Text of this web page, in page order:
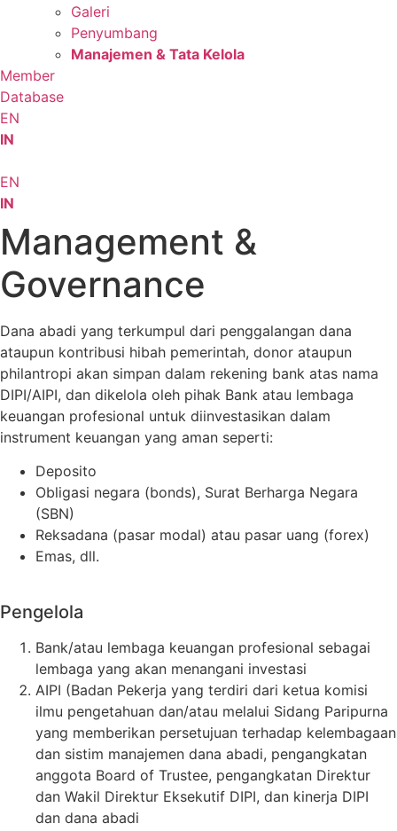
Galeri
Penyumbang
Manajemen & Tata Kelola
Member
Database
EN
IN
EN
IN
Management &
Governance
Dana abadi yang terkumpul dari penggalangan dana
ataupun kontribusi hibah pemerintah, donor ataupun
philantropi akan simpan dalam rekening bank atas nama
DIPI/AIPI, dan dikelola oleh pihak Bank atau lembaga
keuangan profesional untuk diinvestasikan dalam
instrument keuangan yang aman seperti:
Deposito
Obligasi negara (bonds), Surat Berharga Negara
(SBN)
Reksadana (pasar modal) atau pasar uang (forex)
Emas, dll.
Pengelola
Bank/atau lembaga keuangan profesional sebagai
lembaga yang akan menangani investasi
AIPI (Badan Pekerja yang terdiri dari ketua komisi
ilmu pengetahuan dan/atau melalui Sidang Paripurna
yang memberikan persetujuan terhadap kelembagaan
dan sistim manajemen dana abadi, pengangkatan
anggota Board of Trustee, pengangkatan Direktur
dan Wakil Direktur Eksekutif DIPI, dan kinerja DIPI
dan dana abadi